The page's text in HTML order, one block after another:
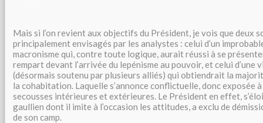
Mais si l’on revient aux objectifs du Président, je vois que deux
principalement envisagés par les analystes : celui d’un
macronisme qui, contre toute logique, aurait réussi à se
rempart devant l’arrivée du lepénisme au pouvoir, et celui d’une
(désormais soutenu par plusieurs alliés) qui obtiendrait la
la cohabitation. Laquelle s’annonce conflictuelle, donc exposée
secousses intérieures et extérieures. Le Président en effet,
gaullien dont il imite à l’occasion les attitudes, a exclu de
de son camp.